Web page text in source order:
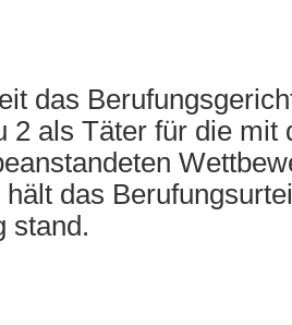
das
2 als Täter für die mit
das
stand.